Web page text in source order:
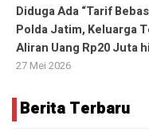
Diduga Ada “Tarif
Polda Jatim, Keluarga
Aliran Uang Rp20 Juta
27 Mei 2026
Berita Terbaru